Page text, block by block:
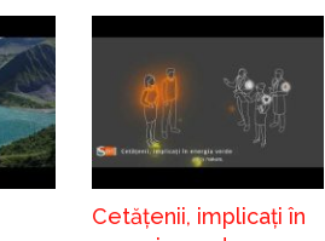
Cetățenii, implicați în